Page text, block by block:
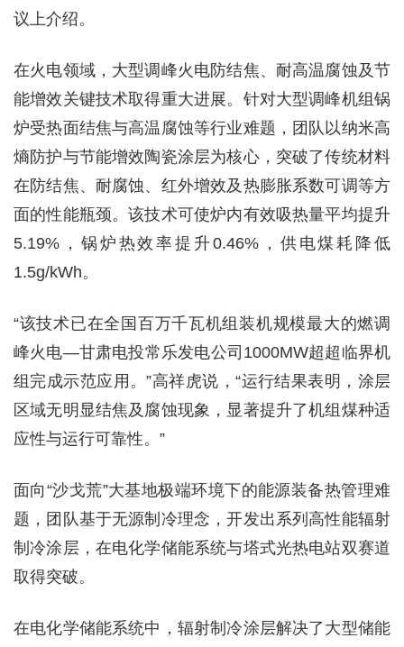
议上介绍。
在火电领域，大型调峰火电防结焦、耐高温腐蚀及节
能增效关键技术取得重大进展。针对大型调峰机组锅
炉受热面结焦与高温腐蚀等行业难题，团队以纳米高
熵防护与节能增效陶瓷涂层为核心，突破了传统材料
在防结焦、耐腐蚀、红外增效及热膨胀系数可调等方
面的性能瓶颈。该技术可使炉内有效吸热量平均提升
5.19%，锅炉热效率提升0.46%，供电煤耗降低
1.5g/kWh。
“该技术已在全国百万千瓦机组装机规模最大的燃调
峰火电—甘肃电投常乐发电公司1000MW超超临界机
组完成示范应用。”高祥虎说，“运行结果表明，涂层
区域无明显结焦及腐蚀现象，显著提升了机组煤种适
应性与运行可靠性。”
面向“沙戈荒”大基地极端环境下的能源装备热管理难
题，团队基于无源制冷理念，开发出系列高性能辐射
制冷涂层，在电化学储能系统与塔式光热电站双赛道
取得突破。
在电化学储能系统中，辐射制冷涂层解决了大型储能